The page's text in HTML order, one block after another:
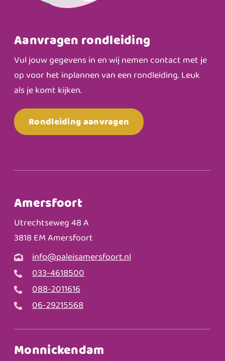
Aanvragen rondleiding
Vul jouw gegevens in en wij nemen contact met je
op voor het inplannen van een rondleiding. Leuk
als je komt kijken.
Rondleiding aanvragen
Amersfoort
Utrechtseweg 48 A
3818 EM Amersfoort
info@paleisamersfoort.nl
033-4618500
088-2011616
06-29215568
Monnickendam